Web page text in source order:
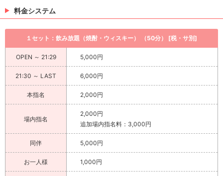
料金システム
１セット：飲み放題（焼酎・ウィスキー） （50分） [税・サ別]
OPEN ～ 21:29 5,000円
21:30 ～ LAST 6,000円
本指名 2,000円
場内指名
2,000円
追加場内指名料：3,000円
同伴 5,000円
お一人様 1,000円